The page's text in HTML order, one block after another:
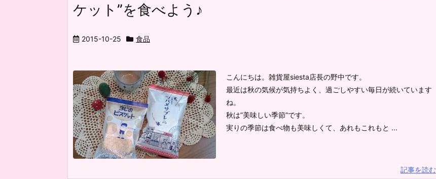
ケット”を食べよう♪
2015-10-25 食品
こんにちは。雑貨屋siesta店長の野中です。
最近は秋の気候が気持ちよく、過ごしやすい毎日が続いています
ね。
秋は”美味しい季節”です。
実りの季節は食べ物も美味しくて、あれもこれもと ...
記事を読む